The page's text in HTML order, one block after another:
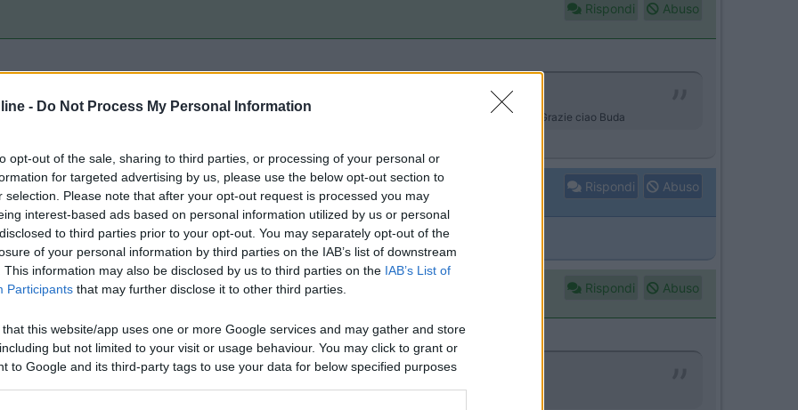
- Do Not Process My Personal Information
opt-out of the sale, sharing to third parties, or processing of your personal or
for targeted advertising by us, please use the below opt-out section to
selection. Please note that after your opt-out request is processed you may
interest-based ads based on personal information utilized by us or personal
to third parties prior to your opt-out. You may separately opt-out of the
of your personal information by third parties on the IAB’s list of downstream
This information may also be disclosed by us to third parties on the IAB’s List of
Participants that may further disclose it to other third parties.
that this website/app uses one or more Google services and may gather and store
but not limited to your visit or usage behaviour. You may click to grant or
to Google and its third-party tags to use your data for below specified purposes
Rispondi Abuso
di sostare? Campeggi o aree sosta, sinceramente ho trovato ben poco. Chi vi è stato recentemente. Grazie ciao Buda
pulito e poco fuori al campeggio con i mezzi pubblici si arriva in centro
Rispondi Abuso
Qlc di più vicino al centro? Grazie
Rispondi Abuso
vicino al centro? Grazie